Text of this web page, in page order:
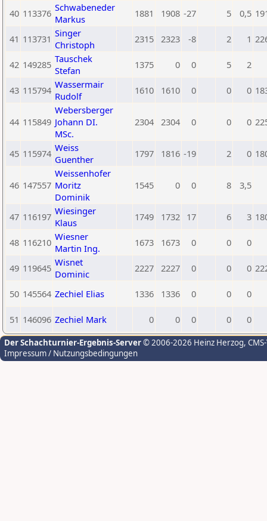
40 113376 Schwabeneder
Markus
1881 1908 -27 5 0,5
41 113731 Singer
Christoph
2315 2323 -8 2 1
42 149285 Tauschek
Stefan
1375 0 0 5 2
43 115794 Wassermair
Rudolf
1610 1610 0 0 0
44 115849
Webersberger
Johann DI.
MSc.
2304 2304 0 0 0
45 115974 Weiss
Guenther
1797 1816 -19 2 0
46 147557
Weissenhofer
Moritz
Dominik
1545 0 0 8 3,5
47 116197 Wiesinger
Klaus
1749 1732 17 6 3
48 116210 Wiesner
Martin Ing.
1673 1673 0 0 0
49 119645 Wisnet
Dominic
2227 2227 0 0 0
50 145564 Zechiel Elias 1336 1336 0 0 0
51 146096 Zechiel Mark 0 0 0 0 0
Der Schachturnier-Ergebnis-Server© 2006-2026 Heinz Herzog,
Impressum / Nutzungsbedingungen